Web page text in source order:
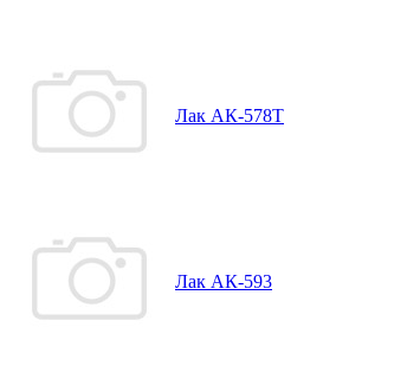
Лак АК-578Т
Лак АК-593